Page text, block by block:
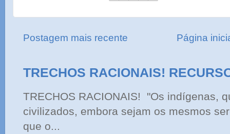
Postagem mais recente Página
TRECHOS RACIONAIS!
TRECHOS RACIONAIS! "Os indígenas,
civilizados, embora sejam os mesmos
que o...